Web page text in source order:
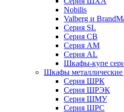
Nobilis
Valberg и
Cерия SL
Серия СВ
Серия АМ
Серия AL
Шкафы-купе
Шкафы
Серия ШРК
Серия ШРЭК
Серия ШМУ
Серия ШРС